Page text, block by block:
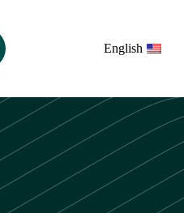
English